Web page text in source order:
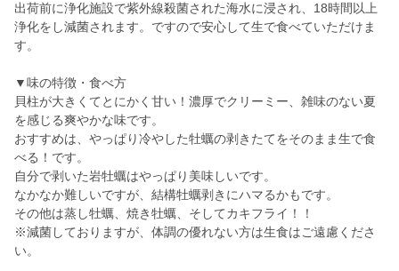
出荷前に浄化施設で紫外線殺菌された海水に浸され、18時間以上
浄化をし減菌されます。ですので安心して生で食べていただけま
す。
▼味の特徴・食べ方
貝柱が大きくてとにかく甘い！濃厚でクリーミー、雑味のない夏
を感じる爽やかな味です。
おすすめは、やっぱり冷やした牡蠣の剥きたてをそのまま生で食
べる！です。
自分で剥いた岩牡蠣はやっぱり美味しいです。
なかなか難しいですが、結構牡蠣剥きにハマるかもです。
その他は蒸し牡蠣、焼き牡蠣、そしてカキフライ！！
※減菌しておりますが、体調の優れない方は生食はご遠慮くださ
い。